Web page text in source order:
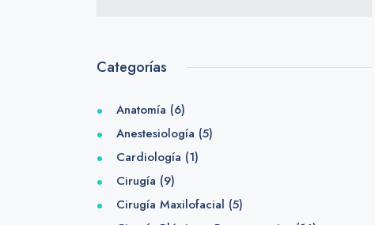
Categorías
Anatomía (6)
Anestesiología (5)
Cardiología (1)
Cirugía (9)
Cirugía Maxilofacial (5)